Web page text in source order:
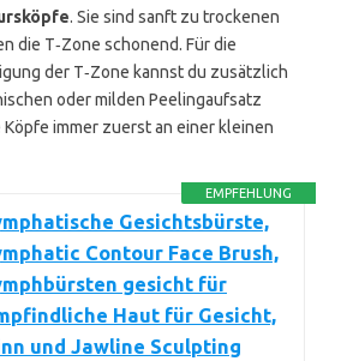
. Sie sind sanft zu trockenen
die T‑Zone schonend. Für die
der T‑Zone kannst du zusätzlich
oder milden Peelingaufsatz
immer zuerst an einer kleinen
EMPFEHLUNG
Gesichtsbürste,
Contour Face Brush,
gesicht für
Haut für Gesicht,
und Jawline Sculpting